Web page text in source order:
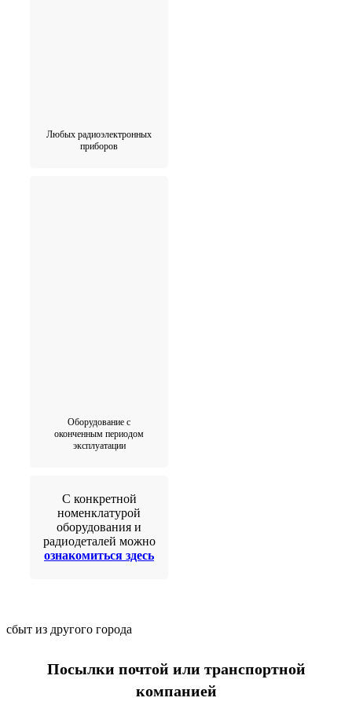
Любых радиоэлектронных
приборов
Оборудование с
оконченным периодом
эксплуатации
С конкретной
номенклатурой
оборудования и
радиодеталей можно
ознакомиться здесь
сбыт из другого города
Посылки почтой или транспортной
компанией